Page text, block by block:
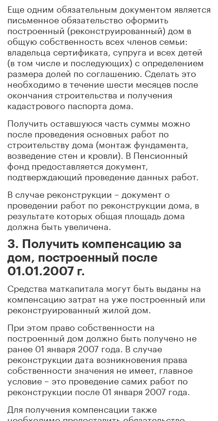
Еще одним обязательным документом является
письменное обязательство оформить
построенный (реконструированный) дом в
общую собственность всех членов семьи:
владельца сертификата, супруга и всех детей
(в том числе и последующих) с определением
размера долей по соглашению. Сделать это
необходимо в течение шести месяцев после
окончания строительства и получения
кадастрового паспорта дома.
Получить оставшуюся часть суммы можно
после проведения основных работ по
строительству дома (монтаж фундамента,
возведение стен и кровли). В Пенсионный
фонд предоставляется документ,
подтверждающий проведение данных работ.
В случае реконструкции – документ о
проведении работ по реконструкции дома, в
результате которых общая площадь дома
должна быть увеличена.
3. Получить компенсацию за
дом, построенный после
01.01.2007 г.
Средства маткапитала могут быть выданы на
компенсацию затрат на уже построенный или
реконструированный жилой дом.
При этом право собственности на
построенный дом должно быть получено не
ранее 01 января 2007 года. В случае
реконструкции дата возникновения права
собственности значения не имеет, главное
условие – это проведение самих работ по
реконструкции после 01 января 2007 года.
Для получения компенсации также